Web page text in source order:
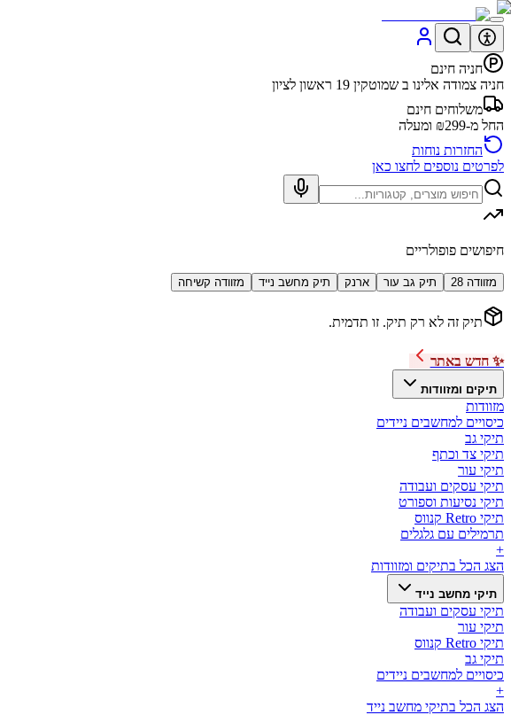
חניה חינם
חניה צמודה אלינו ב שמוטקין 19 ראשון לציון
משלוחים חינם
החל מ-₪299 ומעלה
החזרות נוחות
לפרטים נוספים לחצו כאן
חיפושים פופולריים
מזוודה 28 תיק גב עור ארנק תיק מחשב נייד מזוודה קשיחה
תיק זה לא רק תיק. זו תדמית.
✨ חדש באתר
תיקים ומזוודות
מזוודות
כיסויים למחשבים ניידים
תיקי גב
תיקי צד וכתף
תיקי עור
תיקי עסקים ועבודה
תיקי נסיעות וספורט
תיקי Retro קנווס
תרמילים עם גלגלים
+
הצג הכל בתיקים ומזוודות
תיקי מחשב נייד
תיקי עסקים ועבודה
תיקי עור
תיקי Retro קנווס
תיקי גב
כיסויים למחשבים ניידים
+
הצג הכל בתיקי מחשב נייד